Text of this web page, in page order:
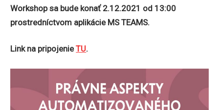
Workshop sa bude konať 2.12.2021 od 13:00
prostredníctvom aplikácie MS TEAMS.
Link na pripojenieTU.